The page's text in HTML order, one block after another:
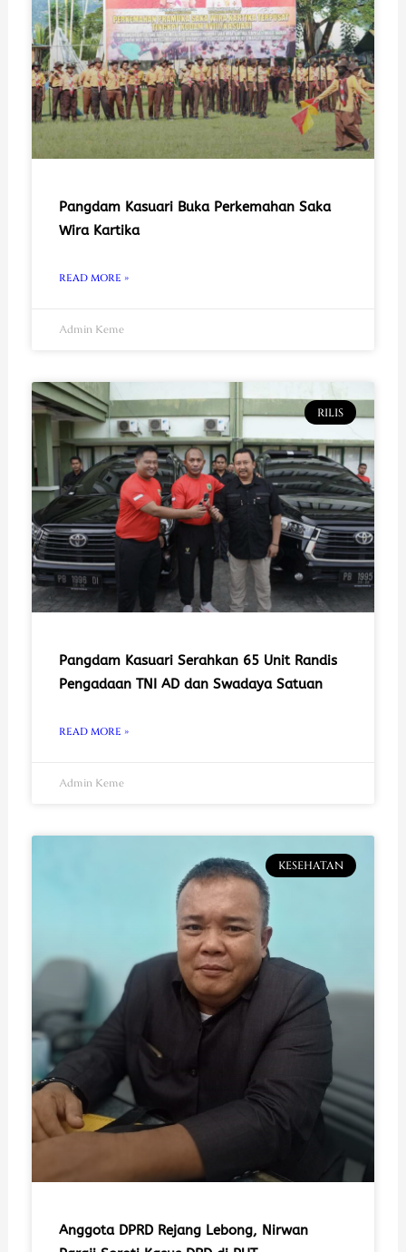
Pangdam Kasuari Buka Perkemahan Saka
Wira Kartika
READ MORE »
Admin Keme
RILIS
Pangdam Kasuari Serahkan 65 Unit Randis
Pengadaan TNI AD dan Swadaya Satuan
READ MORE »
Admin Keme
KESEHATAN
Anggota DPRD Rejang Lebong, Nirwan